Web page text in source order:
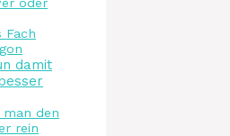
Fach
damit
den
rein